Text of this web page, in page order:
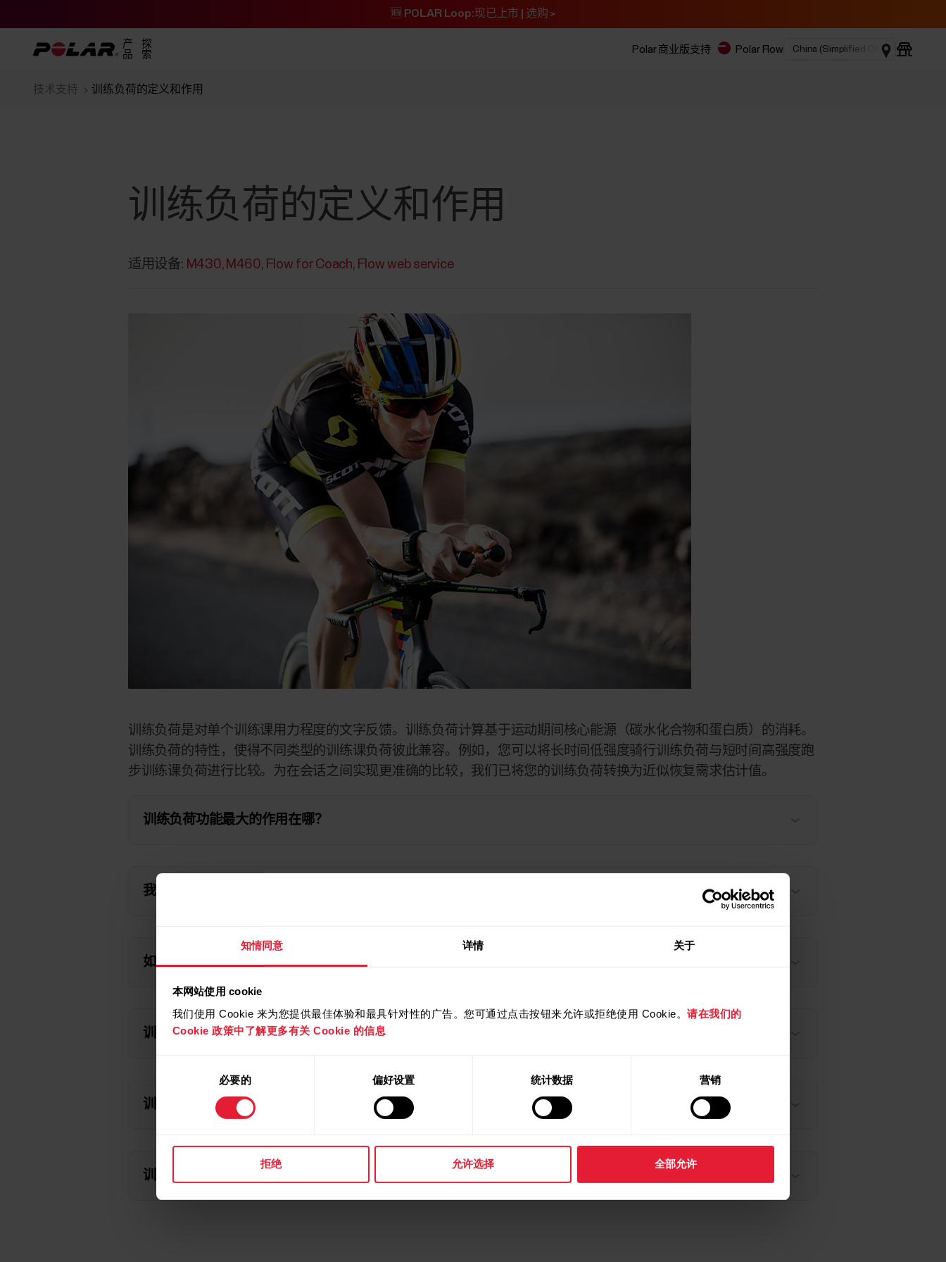
知情同意 详情 关于
本网站使用 cookie
我们使用 Cookie 来为您提供最佳体验和最具针对性的广告。您可通过点击按钮来允许或拒绝使用 Cookie。 请在我们的
Cookie 政策中了解更多有关 Cookie 的信息
选
必要的 偏好设置 统计数据 营销
拒绝 允许选择 全部允许
🆕 POLAR Loop:现已上市 | 选购 >
产
品
探
索
Polar 商业版支持 Polar Flow
技术支持 训练负荷的定义和作用
训练负荷的定义和作用
适用设备: M430 M460 Flow for Coach Flow web service
训练负荷是对单个训练课用力程度的文字反馈。训练负荷计算基于运动期间核心能源（碳水化合物和蛋白质）的消耗。
训练负荷的特性，使得不同类型的训练课负荷彼此兼容。例如，您可以将长时间低强度骑行训练负荷与短时间高强度跑
步训练课负荷进行比较。为在会话之间实现更准确的比较，我们已将您的训练负荷转换为近似恢复需求估计值。
训练负荷功能最大的作用在哪？
我如何受益于训练负荷功能？
如何计算训练负荷？
训练负荷在 Polar Flow 网络服务的哪个位置？
训练负荷在 Polar Flow 应用程式？
训练负荷在我的训练 设备上的哪个位置？